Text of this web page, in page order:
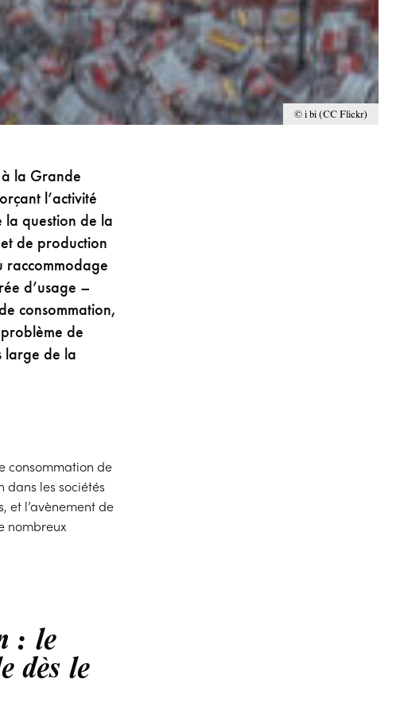
© i bi (CC Flickr)
la Grande
l’activité
la question de la
de production
raccommodage
d’usage –
consommation,
de
large de la
consommation de
dans les sociétés
et l’avènement de
nombreux
: le
dès le